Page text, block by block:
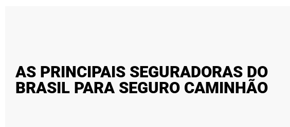
AS PRINCIPAIS SEGURADORAS DO
BRASIL PARA SEGURO CAMINHÃO